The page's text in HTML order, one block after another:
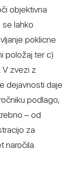
objektivna
se lahko
poklicne
položaj ter c)
zvezi z
dejavnosti daje
podlago,
– od
za
naročila.